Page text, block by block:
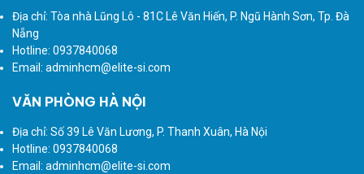
Địa chỉ: Tòa nhà Lũng Lô - 81C Lê Văn Hiến, P. Ngũ Hành Sơn, Tp. Đà
Nẵng
Hotline: 0937840068
Email: adminhcm@elite-si.com
VĂN PHÒNG HÀ NỘI
Địa chỉ: Số 39 Lê Văn Lương, P. Thanh Xuân, Hà Nội
Hotline: 0937840068
Email: adminhcm@elite-si.com